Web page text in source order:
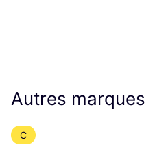
Autres marques
C